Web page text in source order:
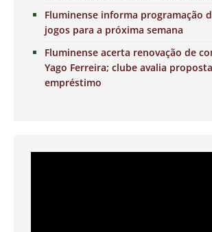
Fluminense informa programação
jogos para a próxima semana
Fluminense acerta renovação de
Yago Ferreira; clube avalia
empréstimo